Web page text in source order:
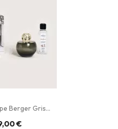
Berger Gris...
€